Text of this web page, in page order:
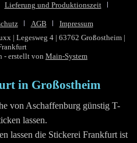
Lieferung und Produktionszeit
AGB
Impressum
| Legesweg 4 | 63762 Großostheim |
- erstellt von Main-System
in Großostheim
von Aschaffenburg günstig T-
lassen.
lassen die Stickerei Frankfurt ist